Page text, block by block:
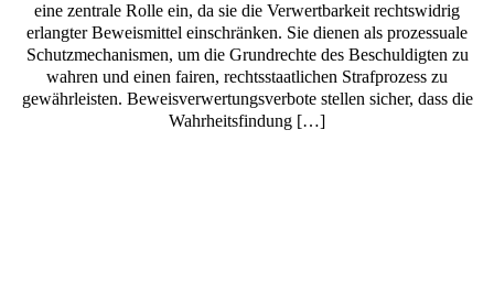
eine zentrale Rolle ein, da sie die Verwertbarkeit rechtswidrig
erlangter Beweismittel einschränken. Sie dienen als prozessuale
Schutzmechanismen, um die Grundrechte des Beschuldigten zu
wahren und einen fairen, rechtsstaatlichen Strafprozess zu
gewährleisten. Beweisverwertungsverbote stellen sicher, dass die
Wahrheitsfindung […]